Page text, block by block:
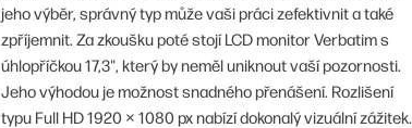
jeho výběr, správný typ může vaši práci zefektivnit a také
zpříjemnit. Za zkoušku poté stojí LCD monitor Verbatim s
úhlopříčkou 17,3", který by neměl uniknout vaší pozornosti.
Jeho výhodou je možnost snadného přenášení. Rozlišení
typu Full HD 1920 × 1080 px nabízí dokonalý vizuální zážitek.